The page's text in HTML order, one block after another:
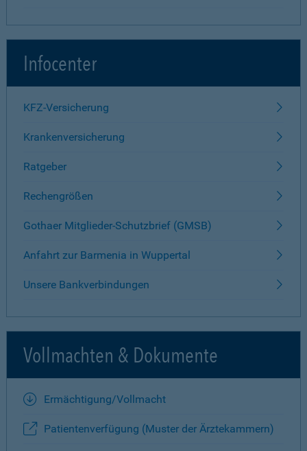
Infocenter
KFZ-Versicherung
Krankenversicherung
Ratgeber
Rechengrößen
Gothaer Mitglieder-Schutzbrief (GMSB)
Anfahrt zur Barmenia in Wuppertal
Unsere Bankverbindungen
Vollmachten & Dokumente
Ermächtigung/Vollmacht
Patientenverfügung (Muster der Ärztekammern)